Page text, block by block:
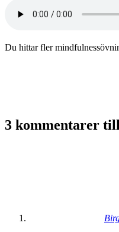
Du hittar fler
3 kommentarer